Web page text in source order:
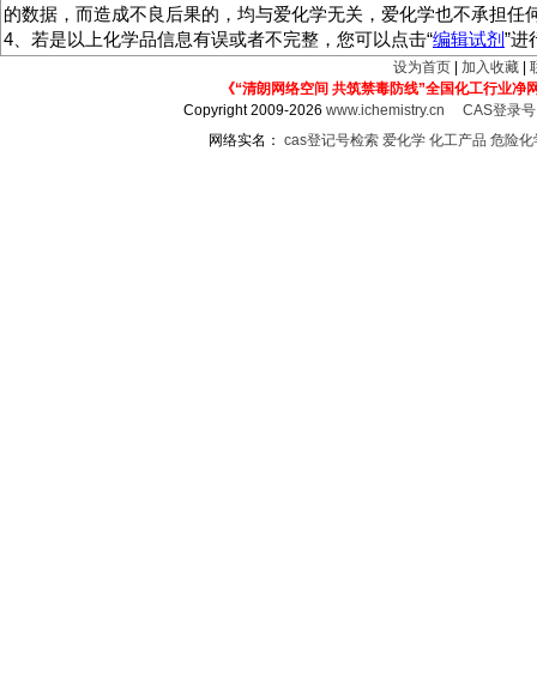
的数据，而造成不良后果的，均与爱化学无关，爱化学也不承担任
4、若是以上化学品信息有误或者不完整，您可以点击“编辑试剂”进
设为首页 加入收藏
《“清朗网络空间 共筑禁毒防线”全国化工行业净
Copyright 2009-2026www.ichemistry.cn
CAS登录
网络实名： cas登记号检索 爱化学 化工产品 危险化